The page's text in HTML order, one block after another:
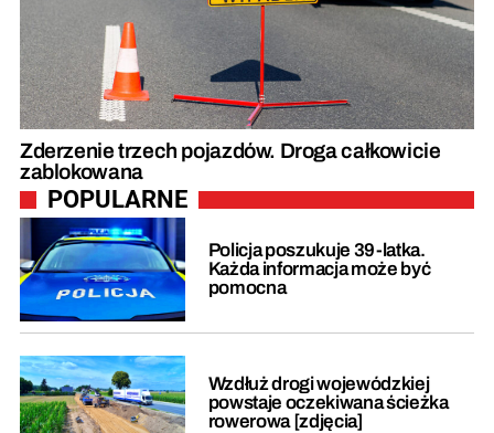
Zderzenie trzech pojazdów. Droga całkowicie
zablokowana
POPULARNE
Policja poszukuje 39-latka.
Każda informacja może być
pomocna
Wzdłuż drogi wojewódzkiej
powstaje oczekiwana ścieżka
rowerowa [zdjęcia]